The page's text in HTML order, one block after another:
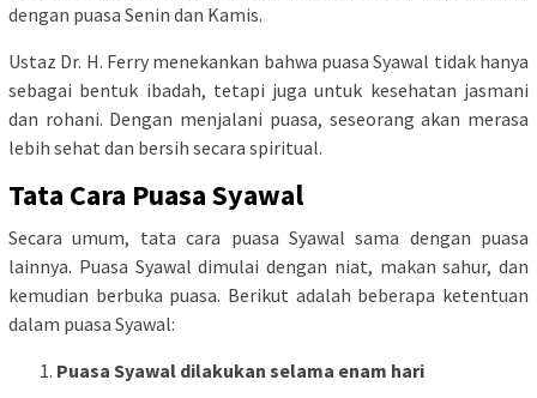
dengan puasa Senin dan Kamis.
Ustaz Dr. H. Ferry menekankan bahwa puasa Syawal tidak hanya
sebagai bentuk ibadah, tetapi juga untuk kesehatan jasmani
dan rohani. Dengan menjalani puasa, seseorang akan merasa
lebih sehat dan bersih secara spiritual.
Tata Cara Puasa Syawal
Secara umum, tata cara puasa Syawal sama dengan puasa
lainnya. Puasa Syawal dimulai dengan niat, makan sahur, dan
kemudian berbuka puasa. Berikut adalah beberapa ketentuan
dalam puasa Syawal:
Puasa Syawal dilakukan selama enam hari